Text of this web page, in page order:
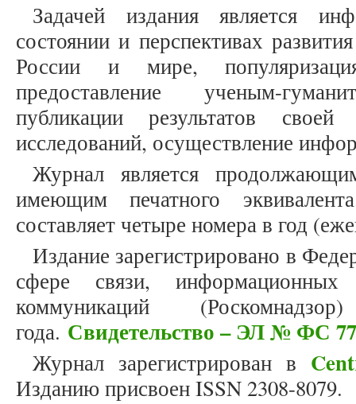
Задачей издания является
состоянии и перспективах
России и мире,
предоставление ученым-
публикации результатов
исследований, осуществление
Журнал является
имеющим печатного
составляет четыре номера в год
Издание зарегистрировано в
сфере связи,
коммуникаций
года. Свидетельство – ЭЛ № ФС
Журнал зарегистрирован в
Изданию присвоен ISSN 2308-8079.